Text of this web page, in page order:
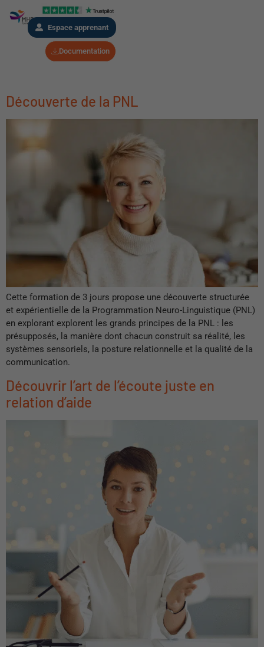
Espace apprenant
Documentation
Découverte de la PNL
Cette formation de 3 jours propose une découverte structurée
et expérientielle de la Programmation Neuro-Linguistique (PNL)
en explorant explorent les grands principes de la PNL : les
présupposés, la manière dont chacun construit sa réalité, les
systèmes sensoriels, la posture relationnelle et la qualité de la
communication.
Découvrir l’art de l’écoute juste en
relation d’aide